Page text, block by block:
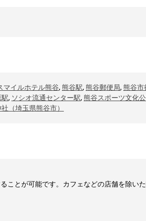
マイルホテル熊谷, 熊谷駅, 熊谷郵便局, 熊谷市
, ソシオ流通センター駅, 熊谷スポーツ文化
（埼玉県熊谷市）
ことが可能です。カフェなどの店舗を除い